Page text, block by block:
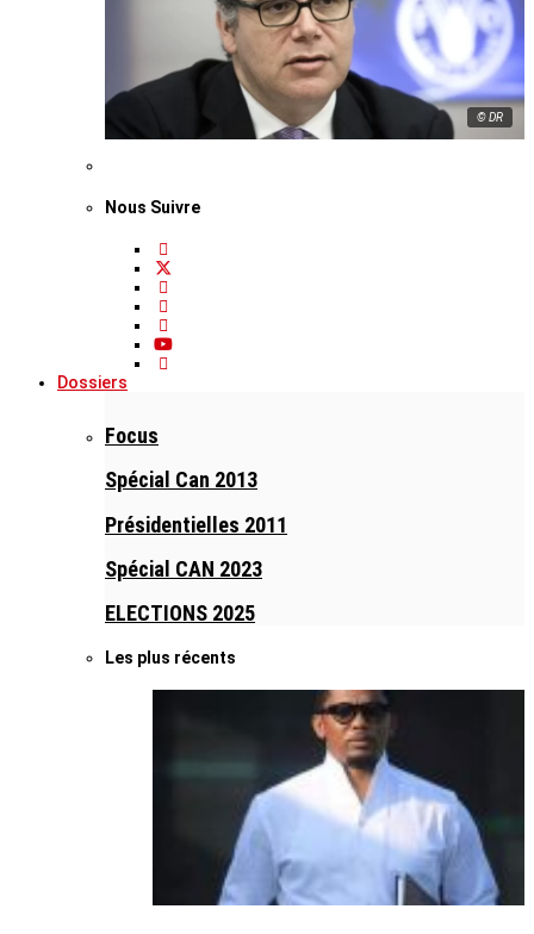
© DR
Nous Suivre
Dossiers
Focus
Spécial Can 2013
Présidentielles 2011
Spécial CAN 2023
ELECTIONS 2025
Les plus récents